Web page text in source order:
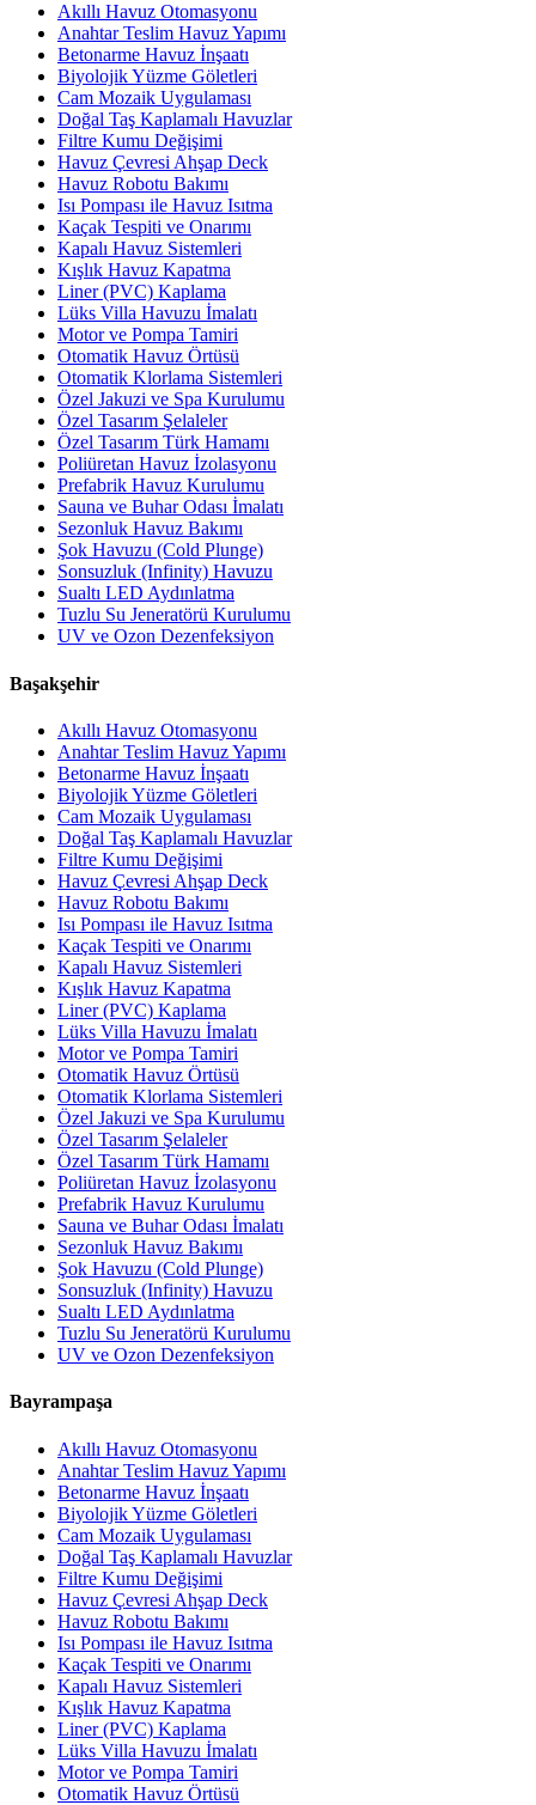
Akıllı Havuz Otomasyonu
Anahtar Teslim Havuz Yapımı
Betonarme Havuz İnşaatı
Biyolojik Yüzme Göletleri
Cam Mozaik Uygulaması
Doğal Taş Kaplamalı Havuzlar
Filtre Kumu Değişimi
Havuz Çevresi Ahşap Deck
Havuz Robotu Bakımı
Isı Pompası ile Havuz Isıtma
Kaçak Tespiti ve Onarımı
Kapalı Havuz Sistemleri
Kışlık Havuz Kapatma
Liner (PVC) Kaplama
Lüks Villa Havuzu İmalatı
Motor ve Pompa Tamiri
Otomatik Havuz Örtüsü
Otomatik Klorlama Sistemleri
Özel Jakuzi ve Spa Kurulumu
Özel Tasarım Şelaleler
Özel Tasarım Türk Hamamı
Poliüretan Havuz İzolasyonu
Prefabrik Havuz Kurulumu
Sauna ve Buhar Odası İmalatı
Sezonluk Havuz Bakımı
Şok Havuzu (Cold Plunge)
Sonsuzluk (Infinity) Havuzu
Sualtı LED Aydınlatma
Tuzlu Su Jeneratörü Kurulumu
UV ve Ozon Dezenfeksiyon
Başakşehir
Akıllı Havuz Otomasyonu
Anahtar Teslim Havuz Yapımı
Betonarme Havuz İnşaatı
Biyolojik Yüzme Göletleri
Cam Mozaik Uygulaması
Doğal Taş Kaplamalı Havuzlar
Filtre Kumu Değişimi
Havuz Çevresi Ahşap Deck
Havuz Robotu Bakımı
Isı Pompası ile Havuz Isıtma
Kaçak Tespiti ve Onarımı
Kapalı Havuz Sistemleri
Kışlık Havuz Kapatma
Liner (PVC) Kaplama
Lüks Villa Havuzu İmalatı
Motor ve Pompa Tamiri
Otomatik Havuz Örtüsü
Otomatik Klorlama Sistemleri
Özel Jakuzi ve Spa Kurulumu
Özel Tasarım Şelaleler
Özel Tasarım Türk Hamamı
Poliüretan Havuz İzolasyonu
Prefabrik Havuz Kurulumu
Sauna ve Buhar Odası İmalatı
Sezonluk Havuz Bakımı
Şok Havuzu (Cold Plunge)
Sonsuzluk (Infinity) Havuzu
Sualtı LED Aydınlatma
Tuzlu Su Jeneratörü Kurulumu
UV ve Ozon Dezenfeksiyon
Bayrampaşa
Akıllı Havuz Otomasyonu
Anahtar Teslim Havuz Yapımı
Betonarme Havuz İnşaatı
Biyolojik Yüzme Göletleri
Cam Mozaik Uygulaması
Doğal Taş Kaplamalı Havuzlar
Filtre Kumu Değişimi
Havuz Çevresi Ahşap Deck
Havuz Robotu Bakımı
Isı Pompası ile Havuz Isıtma
Kaçak Tespiti ve Onarımı
Kapalı Havuz Sistemleri
Kışlık Havuz Kapatma
Liner (PVC) Kaplama
Lüks Villa Havuzu İmalatı
Motor ve Pompa Tamiri
Otomatik Havuz Örtüsü